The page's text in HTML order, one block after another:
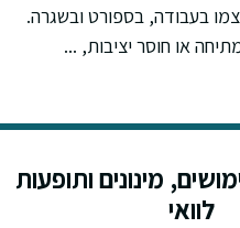
בעבודה, בספורט ובשגרה.
או חוסר יציבות, ...
מינונים ותופעות
לוואי